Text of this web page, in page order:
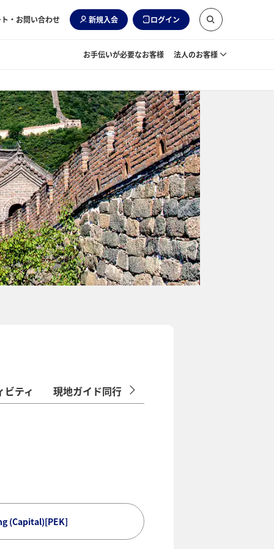
・お問い合わせ 新規入会 ログイン
お手伝いが必要なお客様 法人のお客様
ビティ 現地ガイド同行/添乗員同行ツアー
(Capital)[PEK]